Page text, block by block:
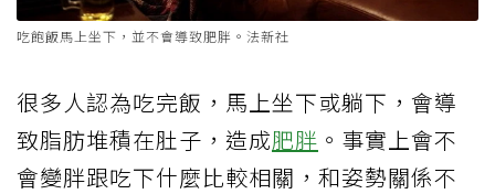
吃飽飯馬上坐下，並不會導致肥胖。法新社
很多人認為吃完飯，馬上坐下或躺下，會導
致脂肪堆積在肚子，造成肥胖 。事實上會不
會變胖跟吃下什麼比較相關，和姿勢關係不